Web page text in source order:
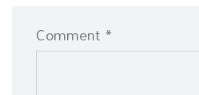
Comment *